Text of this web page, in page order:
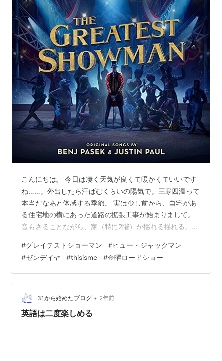
こんにちは。 今日は凄く天気が良くて暖かくていいです
ね……。外出したら汗ばむくらいの陽気で。三寒四温って
本当だなあと体感する季節。 実は少し前から、自宅があ
る住宅地の横にあった道路の拡張工事が始まりまして。
音もさることながら、家（特に2階）が揺れる揺れる。ブ
画面酔いしそうです。 さて、本日は『洋画』をテーマに
しようと思います。 最近は映画館も値上がりしてしまっ
て、中々手が出ない趣味になってしまいました。学生の
方は、本当に学生の内に映画をたくさん見ておいて欲し
いです。学生料金って、学生としての最大の権利だと思
います（笑） なので、今はあんまり映画…
#グレイテストショーマン #ヒュー・ジャックマン
#ゼンデイヤ #thisisme #金曜ロードショー
31から始めたブログ • 2年前
英語は二度楽しめる